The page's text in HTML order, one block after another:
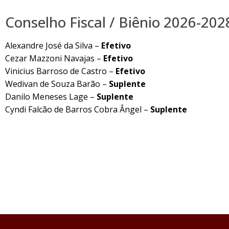
Conselho Fiscal / Biênio 2026-
Alexandre José da Silva – Efetivo
Cezar Mazzoni Navajas – Efetivo
Vinicius Barroso de Castro – Efetivo
Wedivan de Souza Barão – Suplente
Danilo Meneses Lage – Suplente
Cyndi Falcão de Barros Cobra Ângel – Suplente